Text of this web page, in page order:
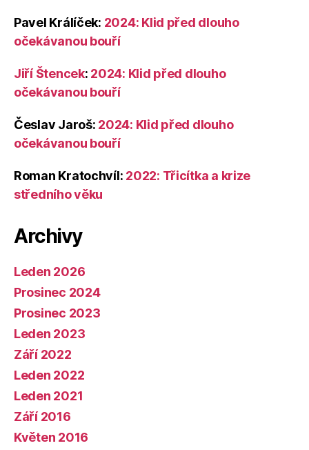
Pavel Králíček: 2024: Klid před dlouho
očekávanou bouří
Jiří Štencek: 2024: Klid před dlouho
očekávanou bouří
Česlav Jaroš: 2024: Klid před dlouho
očekávanou bouří
Roman Kratochvíl: 2022: Třicítka a krize
středního věku
Archivy
Leden 2026
Prosinec 2024
Prosinec 2023
Leden 2023
Září 2022
Leden 2022
Leden 2021
Září 2016
Květen 2016